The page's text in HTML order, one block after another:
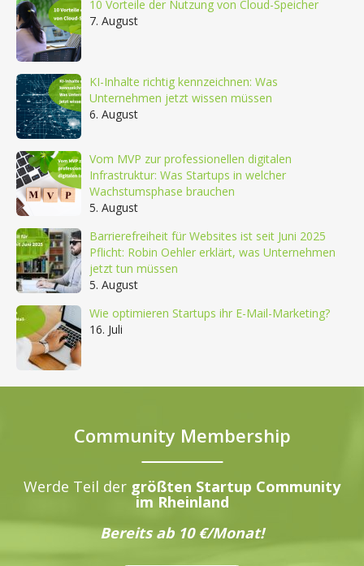
10 Vorteile der Nutzung von Cloud-Speicher
7. August
KI-Inhalte richtig kennzeichnen: Was
Unternehmen jetzt wissen müssen
6. August
Vom MVP zur professionellen digitalen
Infrastruktur: Was Startups in welcher
Wachstumsphase brauchen
5. August
Barrierefreiheit für Websites ist seit Juni 2025
Pflicht: Robin Oehler erklärt, was Unternehmen
jetzt tun müssen
5. August
Wie optimieren Startups ihr E-Mail-Marketing?
16. Juli
Community Membership
Werde Teil der größten Startup Community
im Rheinland
Bereits ab 10 €/Monat!